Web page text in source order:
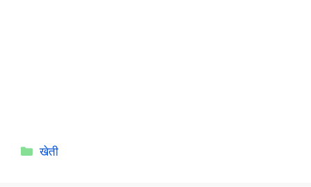
Categories
खेती